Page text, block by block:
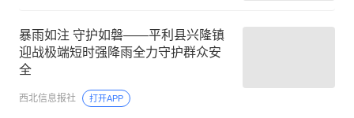
暴雨如注 守护如磐——平利县兴隆镇
迎战极端短时强降雨全力守护群众安
全
西北信息报社 打开APP